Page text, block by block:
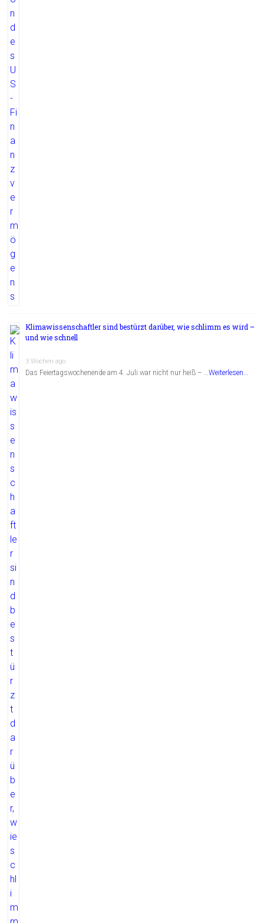
Klimawissenschaftler sind bestürzt darüber, wie schlimm es wird –
und wie schnell
3 Wochen ago
Das Feiertagswochenende am 4. Juli war nicht nur heiß – …Weiterlesen...